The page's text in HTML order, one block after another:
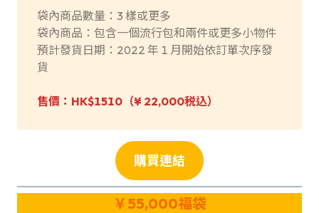
袋內商品數量：3 樣或更多
袋內商品：包含一個流行包和兩件或更多小物件
預計發貨日期：2022 年 1 月開始依訂單次序發
貨
售價：HK$1510（¥ 22,000税込）
購買連結
￥55,000福袋